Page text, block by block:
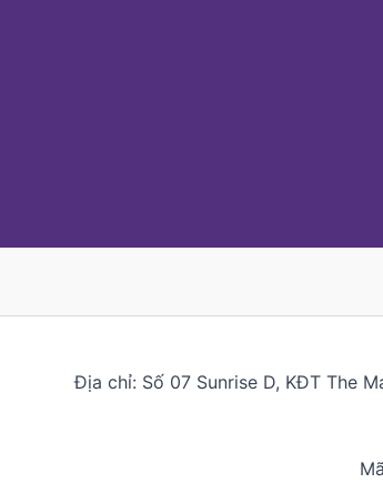
Địa chỉ: Số 07 Sunrise D, KĐT The